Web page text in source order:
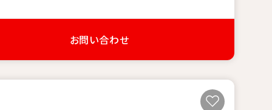
お問い合わせ